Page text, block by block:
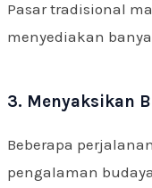
Pasar tradisional
menyediakan
3. Menyaksikan
Beberapa
pengalaman